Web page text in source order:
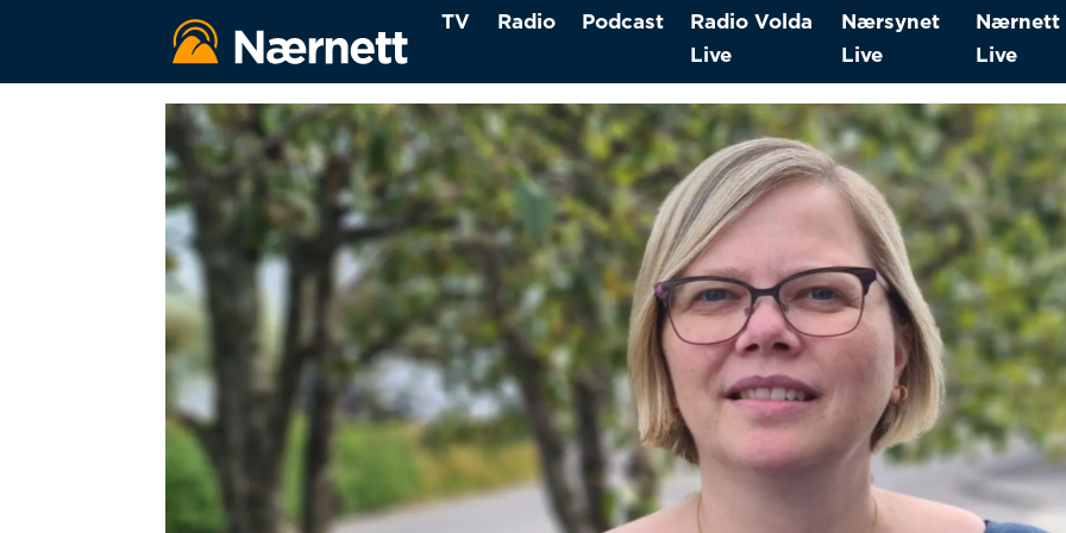
TV Radio Podcast
Radio Volda
Live
Nærsynet
Live
Nærnett
Live